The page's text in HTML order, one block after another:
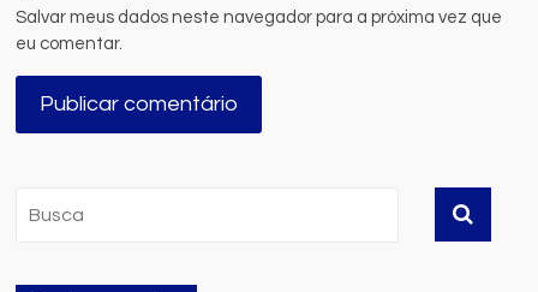
Salvar meus dados neste navegador para a próxima vez que
eu comentar.